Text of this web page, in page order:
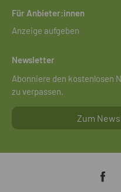
Für Anbieter:innen
Anzeige aufgeben
Newsletter
Abonniere den kostenlosen
zu verpassen.
Zum